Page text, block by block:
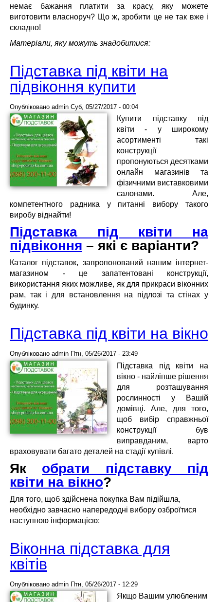
немає бажання платити за красу, яку можете
виготовити власноруч? Що ж, зробити це не так вже і
складно!
Матеріали, яку можуть знадобитися:
Підставка під квіти на
підвіконня купити
Опубліковано admin Суб, 05/27/2017 - 00:04
Купити підставку під
квіти - у широкому
асортименті такі
конструкції
пропонуються десятками
онлайн магазинів та
фізичними виставковими
салонами. Але,
компетентного радника у питанні вибору такого
виробу віднайти!
Підставка під квіти на
підвіконня – які є варіанти?
Каталог підставок, запропонований нашим інтернет-
магазином - це запатентовані конструкції,
використання яких можливе, як для прикраси віконних
рам, так і для встановлення на підлозі та стінах у
будинку.
Підставка під квіти на вікно
Опубліковано admin Птн, 05/26/2017 - 23:49
Підставка під квіти на
вікно - найліпше рішення
для розташування
рослинності у Вашій
домівці. Але, для того,
щоб вибір справжньої
конструкції був
виправданим, варто
враховувати багато деталей на стадії купівлі.
Як обрати підставку під
квіти на вікно?
Для того, щоб здійснена покупка Вам підійшла,
необхідно завчасно напередодні вибору озброїтися
наступною інформацією:
Віконна підставка для
квітів
Опубліковано admin Птн, 05/26/2017 - 12:29
Якщо Вашим улюбленим